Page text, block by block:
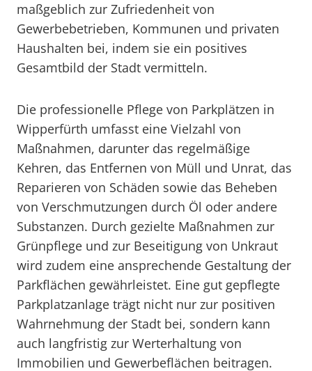
maßgeblich zur Zufriedenheit von
Gewerbebetrieben, Kommunen und privaten
Haushalten bei, indem sie ein positives
Gesamtbild der Stadt vermitteln.
Die professionelle Pflege von Parkplätzen in
Wipperfürth umfasst eine Vielzahl von
Maßnahmen, darunter das regelmäßige
Kehren, das Entfernen von Müll und Unrat, das
Reparieren von Schäden sowie das Beheben
von Verschmutzungen durch Öl oder andere
Substanzen. Durch gezielte Maßnahmen zur
Grünpflege und zur Beseitigung von Unkraut
wird zudem eine ansprechende Gestaltung der
Parkflächen gewährleistet. Eine gut gepflegte
Parkplatzanlage trägt nicht nur zur positiven
Wahrnehmung der Stadt bei, sondern kann
auch langfristig zur Werterhaltung von
Immobilien und Gewerbeflächen beitragen.